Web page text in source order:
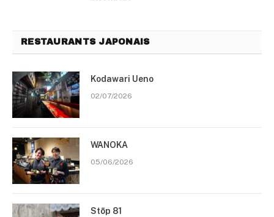
RESTAURANTS JAPONAIS
Kodawari Ueno
02/07/2026
WANOKA
05/06/2026
Stōp 81